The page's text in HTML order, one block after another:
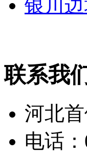
银川
联系我
河北
电话